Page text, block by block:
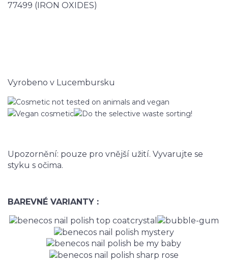
77499 (IRON OXIDES)
Vyrobeno v Lucembursku
Upozornění: pouze pro vnější užití. Vyvarujte se
styku s očima.
BAREVNÉ VARIANTY :